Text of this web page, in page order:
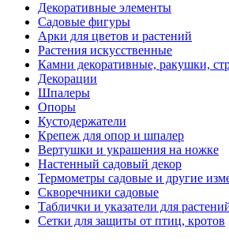
Декоративные элементы
Садовые фигуры
Арки для цветов и растений
Растения искусственные
Камни декоративные, ракушки,
Декорации
Шпалеры
Опоры
Кустодержатели
Крепеж для опор и шпалер
Вертушки и украшения на ножке
Настенный садовый декор
Термометры садовые и другие
Скворечники садовые
Таблички и указатели для
Сетки для защиты от птиц, кротов